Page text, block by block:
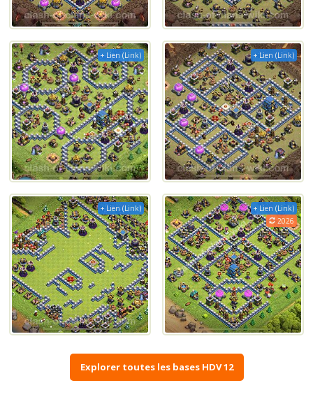
+ Lien (Link) + Lien (Link)
+ Lien (Link)
+ Lien (Link)
2026
Explorer toutes les bases HDV 12